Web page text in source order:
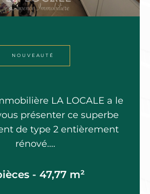
NOUVEAUTÉ
LA LOCALE a le
présenter ce superbe
de type 2 entièrement
rénové....
- 47,77 m²